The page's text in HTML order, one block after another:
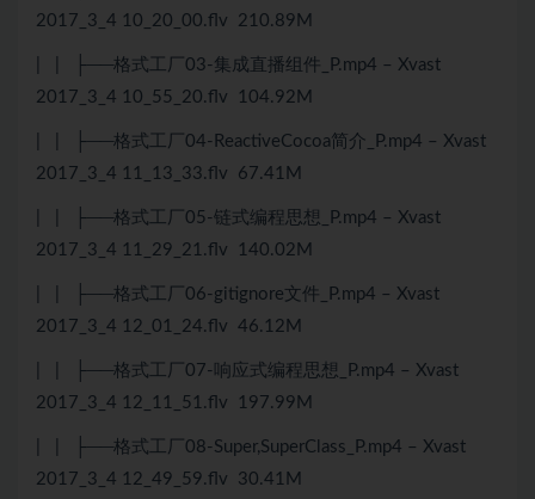
2017_3_4 10_20_00.flv 210.89M
| | ├──格式工厂03-集成直播组件_P.mp4 – Xvast
2017_3_4 10_55_20.flv 104.92M
| | ├──格式工厂04-ReactiveCocoa简介_P.mp4 – Xvast
2017_3_4 11_13_33.flv 67.41M
| | ├──格式工厂05-链式编程思想_P.mp4 – Xvast
2017_3_4 11_29_21.flv 140.02M
| | ├──格式工厂06-gitignore文件_P.mp4 – Xvast
2017_3_4 12_01_24.flv 46.12M
| | ├──格式工厂07-响应式编程思想_P.mp4 – Xvast
2017_3_4 12_11_51.flv 197.99M
| | ├──格式工厂08-Super,SuperClass_P.mp4 – Xvast
2017_3_4 12_49_59.flv 30.41M